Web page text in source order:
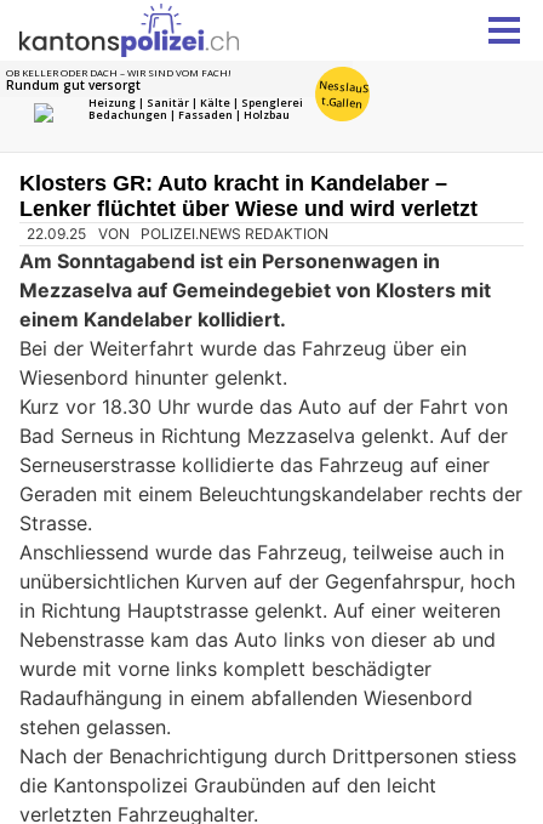
Klosters GR: Auto kracht in Kandelaber –
Lenker flüchtet über Wiese und wird verletzt
22.09.25 VON POLIZEI.NEWS REDAKTION
Am Sonntagabend ist ein Personenwagen in
Mezzaselva auf Gemeindegebiet von Klosters mit
einem Kandelaber kollidiert.
Bei der Weiterfahrt wurde das Fahrzeug über ein
Wiesenbord hinunter gelenkt.
Kurz vor 18.30 Uhr wurde das Auto auf der Fahrt von
Bad Serneus in Richtung Mezzaselva gelenkt. Auf der
Serneuserstrasse kollidierte das Fahrzeug auf einer
Geraden mit einem Beleuchtungskandelaber rechts der
Strasse.
Anschliessend wurde das Fahrzeug, teilweise auch in
unübersichtlichen Kurven auf der Gegenfahrspur, hoch
in Richtung Hauptstrasse gelenkt. Auf einer weiteren
Nebenstrasse kam das Auto links von dieser ab und
wurde mit vorne links komplett beschädigter
Radaufhängung in einem abfallenden Wiesenbord
stehen gelassen.
Nach der Benachrichtigung durch Drittpersonen stiess
die Kantonspolizei Graubünden auf den leicht
verletzten Fahrzeughalter.